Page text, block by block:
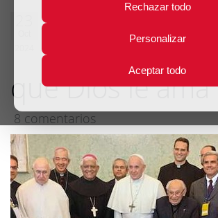
Rechazar todo
Personalizar
Aceptar todo
Gustavo
cómo decir al
que Dios le ama
8 comentarios